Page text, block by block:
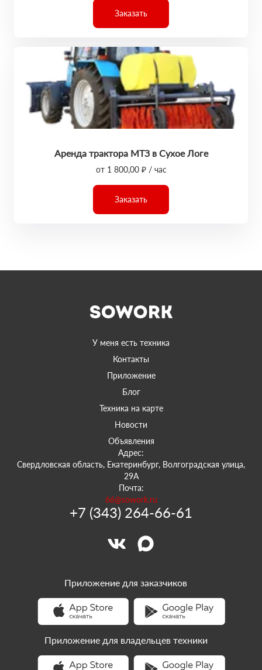
Заказать
Аренда трактора МТЗ в Сухое Логе
от 1 800,00 ₽ / час
Заказать
У меня есть техника
Контакты
Приложение
Блог
Техника на карте
Новости
Объявления
Адрес:
Свердловская область, Екатеринбург, Волгоградская улица,
29А
Почта:
66@sowork.ru
+7 (343) 264-66-61
Приложение для заказчиков
Приложение для владельцев техники